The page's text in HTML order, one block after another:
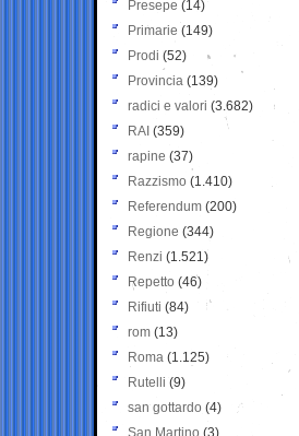
Presepe (14)
Primarie (149)
Prodi (52)
Provincia (139)
radici e valori (3.682)
RAI (359)
rapine (37)
Razzismo (1.410)
Referendum (200)
Regione (344)
Renzi (1.521)
Repetto (46)
Rifiuti (84)
rom (13)
Roma (1.125)
Rutelli (9)
san gottardo (4)
San Martino (3)